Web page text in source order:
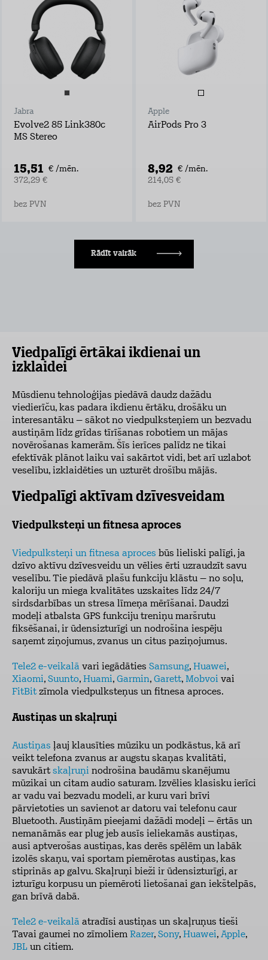
Jabra
Evolve2 85 Link380c
MS Stereo
15,51 € /mēn.
372,29 €
bez PVN
Apple
AirPods Pro 3
8,92 € /mēn.
214,05 €
bez PVN
Rādīt vairāk
Viedpalīgi ērtākai ikdienai un
izklaidei
Mūsdienu tehnoloģijas piedāvā daudz dažādu
viedierīču, kas padara ikdienu ērtāku, drošāku un
interesantāku – sākot no viedpulksteņiem un bezvadu
austiņām līdz grīdas tīrīšanas robotiem un mājas
novērošanas kamerām. Šīs ierīces palīdz ne tikai
efektīvāk plānot laiku vai sakārtot vidi, bet arī uzlabot
veselību, izklaidēties un uzturēt drošību mājās.
Viedpalīgi aktīvam dzīvesveidam
Viedpulksteņi un fitnesa aproces
Viedpulksteņi un fitnesa aproces būs lieliski palīgi, ja
dzīvo aktīvu dzīvesveidu un vēlies ērti uzraudzīt savu
veselību. Tie piedāvā plašu funkciju klāstu – no soļu,
kaloriju un miega kvalitātes uzskaites līdz 24/7
sirdsdarbības un stresa līmeņa mērīšanai. Daudzi
modeļi atbalsta GPS funkciju treniņu maršrutu
fiksēšanai, ir ūdensizturīgi un nodrošina iespēju
saņemt ziņojumus, zvanus un citus paziņojumus.
Tele2 e-veikalā vari iegādāties Samsung, Huawei,
Xiaomi, Suunto, Huami, Garmin, Garett, Mobvoi vai
FitBit zīmola viedpulksteņus un fitnesa aproces.
Austiņas un skaļruņi
Austiņas ļauj klausīties mūziku un podkāstus, kā arī
veikt telefona zvanus ar augstu skaņas kvalitāti,
savukārt skaļruņi nodrošina baudāmu skanējumu
mūzikai un citam audio saturam. Izvēlies klasisku ierīci
ar vadu vai bezvadu modeli, ar kuru vari brīvi
pārvietoties un savienot ar datoru vai telefonu caur
Bluetooth. Austiņām pieejami dažādi modeļi – ērtās un
nemanāmās ear plug jeb ausīs ieliekamās austiņas,
ausi aptverošas austiņas, kas derēs spēlēm un labāk
izolēs skaņu, vai sportam piemērotas austiņas, kas
stiprinās ap galvu. Skaļruņi bieži ir ūdensizturīgi, ar
izturīgu korpusu un piemēroti lietošanai gan iekštelpās,
gan brīvā dabā.
Tele2 e-veikalā atradīsi austiņas un skaļruņus tieši
Tavai gaumei no zīmoliem Razer, Sony, Huawei, Apple,
JBL un citiem.